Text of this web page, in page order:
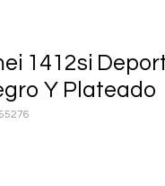
1412si
Y Plateado